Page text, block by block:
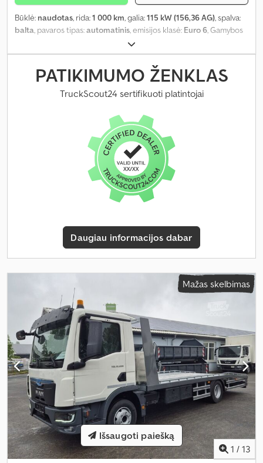
Būklė: naudotas, rida:1 000 km, galia:115 kW (156,36 AG), spalva:
balta, pavaros tipas:automatinis, emisijos klasė: Euro 6, Gamybos
ABS, centrinis užraktas, oro
kondicionavimas, vairo stiprintuvas,
PATIKIMUMO ŽENKLAS
TruckScout24 sertifikuoti platintojai
Daugiau informacijos dabar
Mažas skelbimas
1 / 13
Išsaugoti paiešką